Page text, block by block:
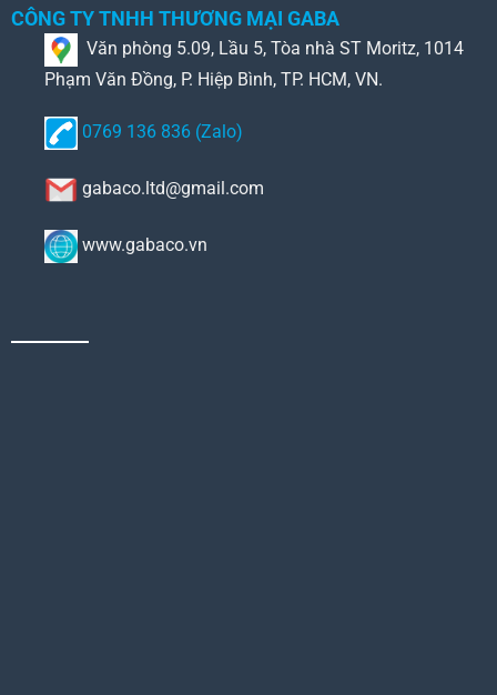
CÔNG TY TNHH THƯƠNG MẠI GABA
Văn phòng 5.09, Lầu 5, Tòa nhà ST Moritz, 1014
Phạm Văn Đồng, P. Hiệp Bình, TP. HCM, VN.
0769 136 836 (Zalo)
gabaco.ltd@gmail.com
www.gabaco.vn